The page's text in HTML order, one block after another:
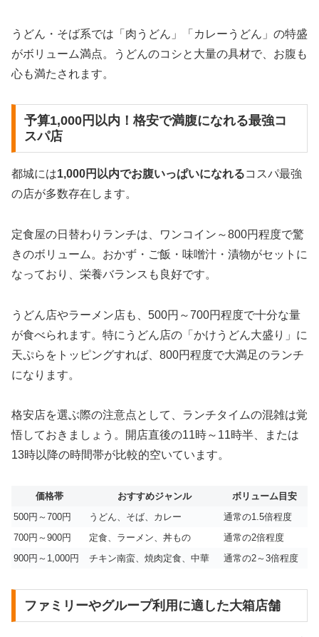
うどん・そば系では「肉うどん」「カレーうどん」の特盛
がボリューム満点。うどんのコシと大量の具材で、お腹も
心も満たされます。
予算1,000円以内！格安で満腹になれる最強コ
スパ店
都城には1,000円以内でお腹いっぱいになれるコスパ最強
の店が多数存在します。
定食屋の日替わりランチは、ワンコイン～800円程度で驚
きのボリューム。おかず・ご飯・味噌汁・漬物がセットに
なっており、栄養バランスも良好です。
うどん店やラーメン店も、500円～700円程度で十分な量
が食べられます。特にうどん店の「かけうどん大盛り」に
天ぷらをトッピングすれば、800円程度で大満足のランチ
になります。
格安店を選ぶ際の注意点として、ランチタイムの混雑は覚
悟しておきましょう。開店直後の11時～11時半、または
13時以降の時間帯が比較的空いています。
価格帯 おすすめジャンル
ボリューム目安
500円～700円
うどん、そば、カレー
通常の1.5倍程度
700円～900円
定食、ラーメン、丼もの
通常の2倍程度
900円～1,000円
チキン南蛮、焼肉定食、中華 通常の2～3倍程度
ファミリーやグループ利用に適した大箱店舗